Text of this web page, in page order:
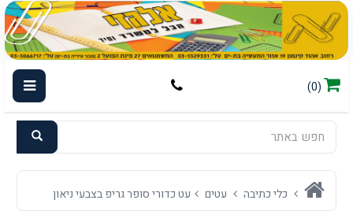
(0)
כלי כתיבה עטים עט כדורי סופר גריפ בצבעי ניאון